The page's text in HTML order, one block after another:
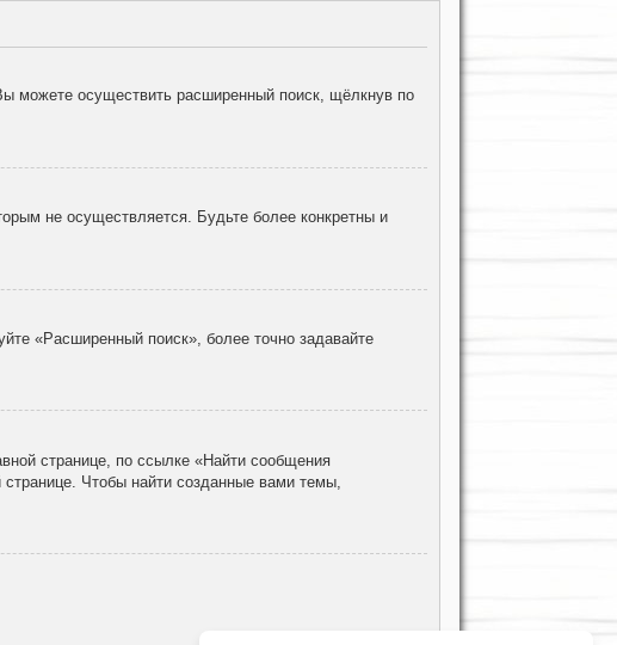
можете осуществить расширенный поиск, щёлкнув по
не осуществляется. Будьте более конкретны и
«Расширенный поиск», более точно задавайте
странице, по ссылке «Найти сообщения
Чтобы найти созданные вами темы,